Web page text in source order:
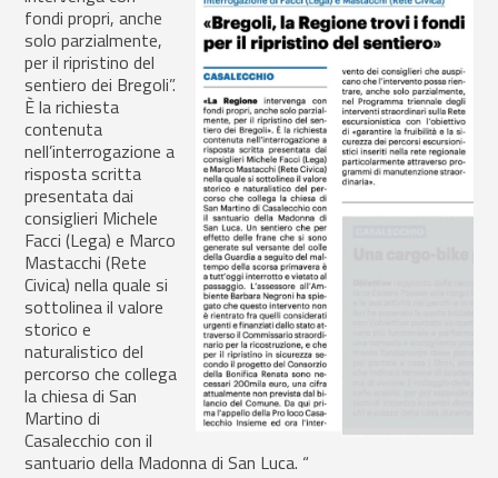
fondi propri, anche
solo parzialmente,
per il ripristino del
sentiero dei Bregoli”.
È la richiesta
contenuta
nell’interrogazione a
risposta scritta
presentata dai
consiglieri Michele
Facci (Lega) e Marco
Mastacchi (Rete
Civica) nella quale si
sottolinea il valore
storico e
naturalistico del
percorso che collega
la chiesa di San
Martino di
Casalecchio con il
santuario della Madonna di San Luca. “